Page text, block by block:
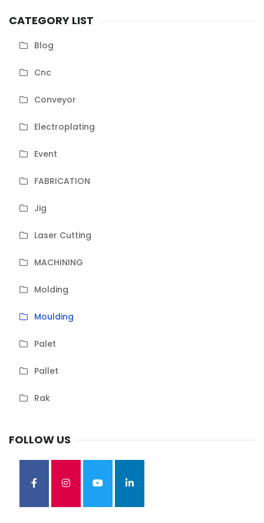
CATEGORY LIST
Blog
Cnc
Conveyor
Electroplating
Event
FABRICATION
Jig
Laser Cutting
MACHINING
Molding
Moulding
Palet
Pallet
Rak
FOLLOW US